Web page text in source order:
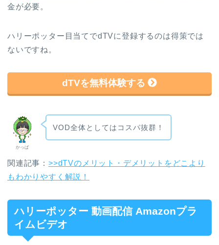
金が必要。
ハリーポッター目当てでdTVに登録するのは得策では
ないですね。
dTVを無料体験する
かっぱ
VOD全体としてはコスパ抜群！
関連記事： >>dTVのメリット・デメリットをどこより
もわかりやすく解説！
ハリーポッター 動画配信 Amazonプラ
イムビデオ